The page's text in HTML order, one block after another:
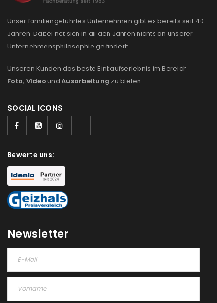
akzeptiere dieDatenschutzerklärung. *
REGISTRIEREN
Unser familiengeführtes Unternehmen gibt es bereits seit 40
Jahren. Dabei hat sich in all den Jahren nichts an unserer
Unternehmensphilosophie geändert:
Unseren Kunden das beste Einkaufserlebnis im Bereich
Foto, Video und Ausarbeitung zu bieten.
SOCIAL ICONS
Bewerte uns:
Newsletter